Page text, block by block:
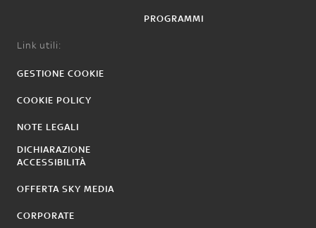
PROGRAMMI
Link utili:
GESTIONE COOKIE
COOKIE POLICY
NOTE LEGALI
DICHIARAZIONE
ACCESSIBILITÀ
OFFERTA SKY MEDIA
CORPORATE